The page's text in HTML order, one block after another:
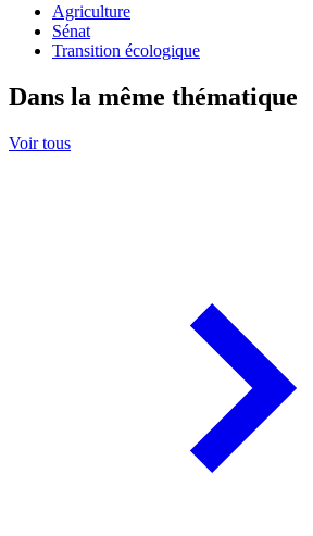
Agriculture
Sénat
Transition écologique
Dans la même thématique
Voir tous